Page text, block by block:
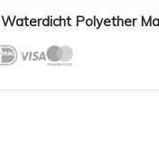
Waterdicht Polyether